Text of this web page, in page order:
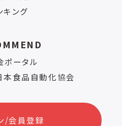
キング
ポータル
食品自動化協会
/会員登録